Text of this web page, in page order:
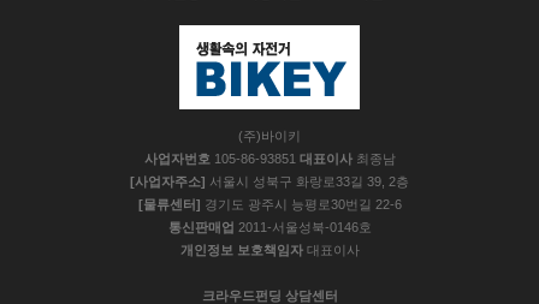
(주)바이키
사업자번호 105-86-93851 대표이사최종남
[사업자주소] 서울시 성북구 화랑로33길 39, 2층
[물류센터] 경기도 광주시 능평로30번길 22-6
통신판매업 2011-서울성북-0146호
개인정보 보호책임자대표이사
크라우드펀딩 상담센터